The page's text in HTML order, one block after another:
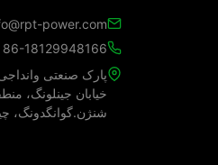
power.com
86-18129948166
خیابان جینلونگ،
شنژن.گوانگدونگ، چین،